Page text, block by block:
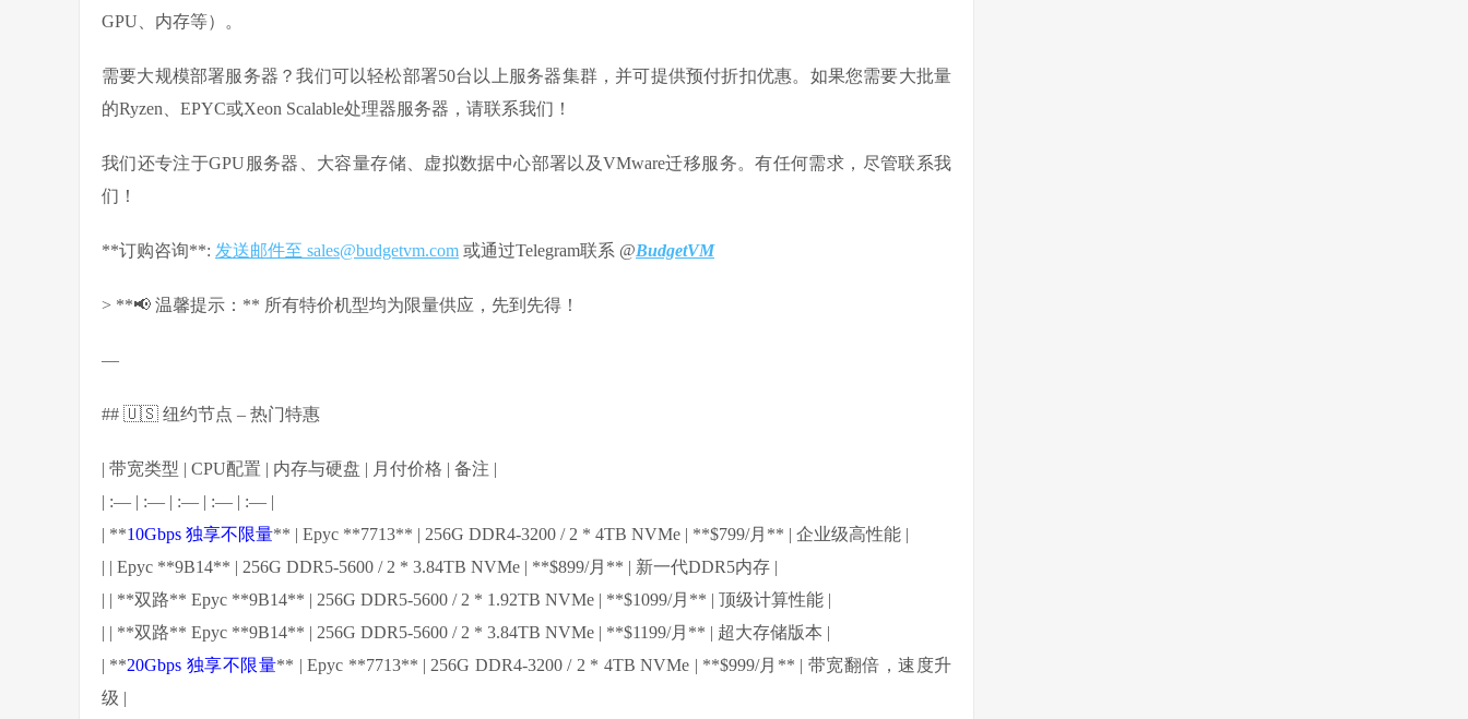
GPU、内存等）。
需要大规模部署服务器？我们可以轻松部署50台以上服务器集群，并可提供预付折扣优惠。如果您需要大批量
的Ryzen、EPYC或Xeon Scalable处理器服务器，请联系我们！
我们还专注于GPU服务器、大容量存储、虚拟数据中心部署以及VMware迁移服务。有任何需求，尽管联系我
们！
**订购咨询**: 发送邮件至 sales@budgetvm.com 或通过Telegram联系 @BudgetVM
> **📢 温馨提示：** 所有特价机型均为限量供应，先到先得！
—
## 🇺🇸 纽约节点 – 热门特惠
| 带宽类型 | CPU配置 | 内存与硬盘 | 月付价格 | 备注 |
| :— | :— | :— | :— | :— |
| **10Gbps 独享不限量** | Epyc **7713** | 256G DDR4-3200 / 2 * 4TB NVMe | **$799/月** | 企业级高性能 |
| | Epyc **9B14** | 256G DDR5-5600 / 2 * 3.84TB NVMe | **$899/月** | 新一代DDR5内存 |
| | **双路** Epyc **9B14** | 256G DDR5-5600 / 2 * 1.92TB NVMe | **$1099/月** | 顶级计算性能 |
| | **双路** Epyc **9B14** | 256G DDR5-5600 / 2 * 3.84TB NVMe | **$1199/月** | 超大存储版本 |
| **20Gbps 独享不限量** | Epyc **7713** | 256G DDR4-3200 / 2 * 4TB NVMe | **$999/月** | 带宽翻倍，速度升
级 |